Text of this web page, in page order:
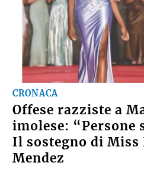
CRONACA
Offese razziste a
imolese: “Persone
Il sostegno di
Mendez